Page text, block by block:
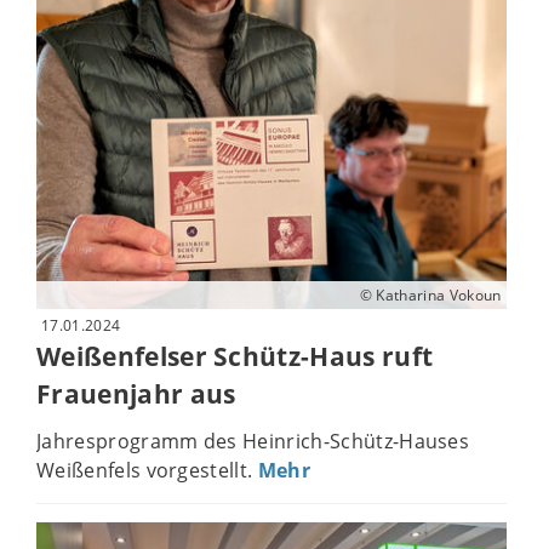
© Katharina Vokoun
17.01.2024
Weißenfelser Schütz-Haus ruft
Frauenjahr aus
Jahresprogramm des Heinrich-Schütz-Hauses
Weißenfels vorgestellt. Mehr